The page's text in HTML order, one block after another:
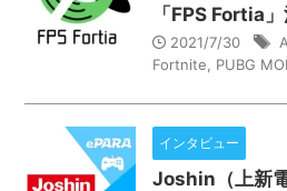
「FPS Fortia
2021/7/30
Fortnite
PUBG
インタビュー
Joshin（上新